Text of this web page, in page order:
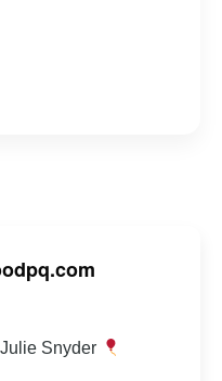
Snyder